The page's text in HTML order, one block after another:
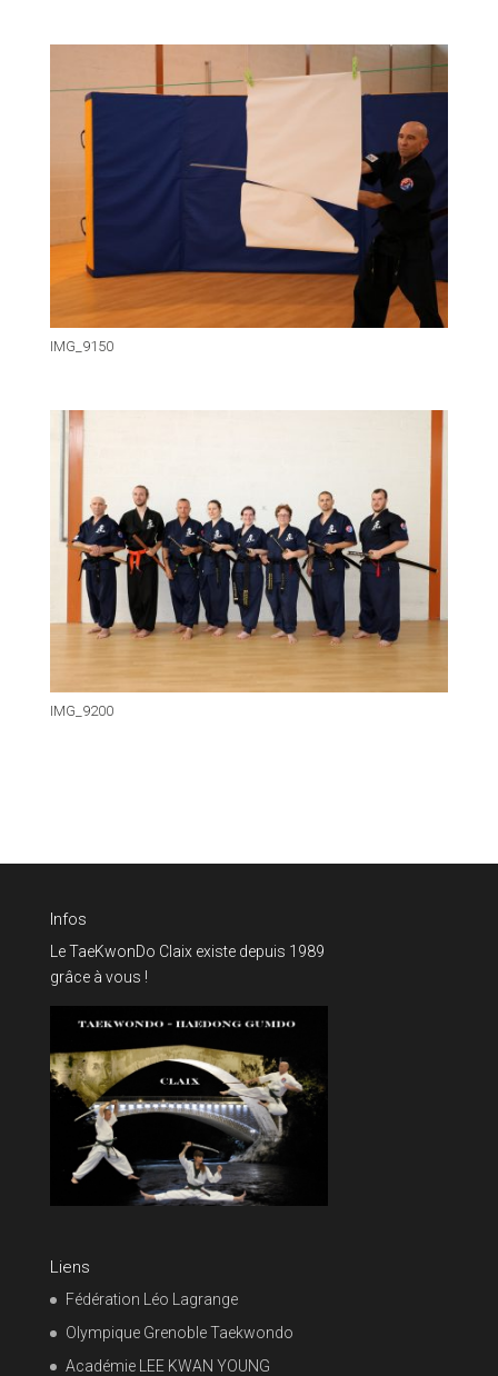
IMG_9150
IMG_9200
Infos
Le TaeKwonDo Claix existe depuis 1989
grâce à vous !
Liens
Fédération Léo Lagrange
Olympique Grenoble Taekwondo
Académie LEE KWAN YOUNG